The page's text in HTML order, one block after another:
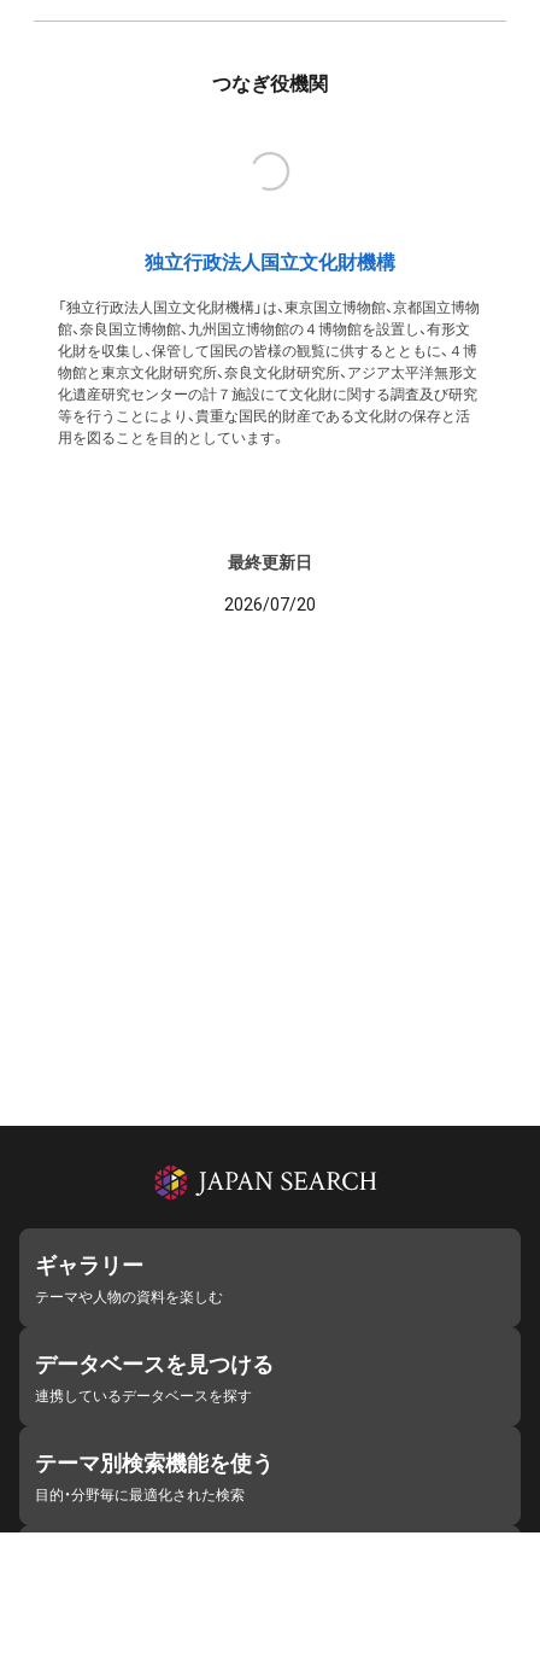
つなぎ役機関
独立行政法人国立文化財機構
「独立行政法人国立文化財機構」は、東京国立博物館、京都国立博物
館、奈良国立博物館、九州国立博物館の４博物館を設置し、有形文
化財を収集し、保管して国民の皆様の観覧に供するとともに、４博
物館と東京文化財研究所、奈良文化財研究所、アジア太平洋無形文
化遺産研究センターの計７施設にて文化財に関する調査及び研究
等を行うことにより、貴重な国民的財産である文化財の保存と活
用を図ることを目的としています。
最終更新日
2026/07/20
ギャラリー
テーマや人物の資料を楽しむ
データベースを見つける
連携しているデータベースを探す
テーマ別検索機能を使う
目的・分野毎に最適化された検索